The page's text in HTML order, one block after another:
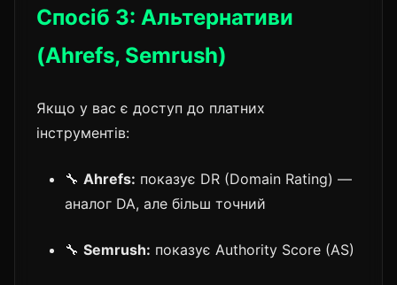
Спосіб 3: Альтернативи
(Ahrefs, Semrush)
Якщо у вас є доступ до платних
інструментів:
🔧 Ahrefs: показує DR (Domain Rating) —
аналог DA, але більш точний
🔧 Semrush: показує Authority Score (AS)